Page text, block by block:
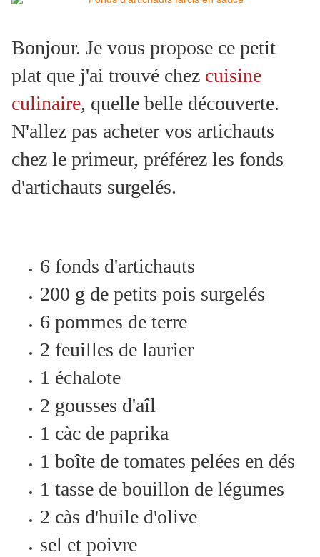
Bonjour. Je vous propose ce petit
plat que j'ai trouvé chez cuisine
culinaire, quelle belle découverte.
N'allez pas acheter vos artichauts
chez le primeur, préférez les fonds
d'artichauts surgelés.
6 fonds d'artichauts
200 g de petits pois surgelés
6 pommes de terre
2 feuilles de laurier
1 échalote
2 gousses d'aîl
1 càc de paprika
1 boîte de tomates pelées en dés
1 tasse de bouillon de légumes
2 càs d'huile d'olive
sel et poivre